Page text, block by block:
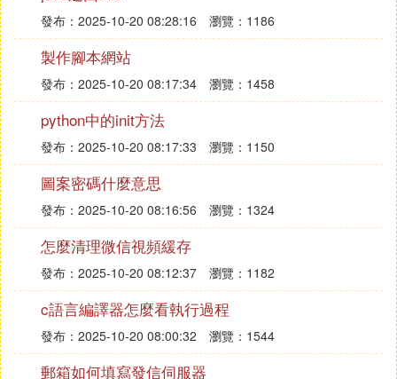
常有用的工具，下面總結了 re 模塊的常用方法。
d 匹配所有的十進制數字 0-9
D 匹配所有的非數字，包含下劃線
s 匹配所有空白字元（空格、TAB等）
S 匹配所有非空白字元，包含下劃線
w 匹配所有字母、漢字、數字 a-z A-Z 0-9
W 匹配所有非字母、漢字、數字，包含下劃線
備注跡凳：符號.* 貪婪，符號.*? 非貪婪
[abc]：能匹配其中的單個字元
[a-z0-9]：能匹配指定范圍的字元，可取反（在最前
發布：2025-10-20 08:28:16 瀏覽：1186
製作腳本網站
發布：2025-10-20 08:17:34 瀏覽：1458
python中的init方法
發布：2025-10-20 08:17:33 瀏覽：1150
圖案密碼什麼意思
發布：2025-10-20 08:16:56 瀏覽：1324
怎麼清理微信視頻緩存
發布：2025-10-20 08:12:37 瀏覽：1182
c語言編譯器怎麼看執行過程
發布：2025-10-20 08:00:32 瀏覽：1544
郵箱如何填寫發信伺服器